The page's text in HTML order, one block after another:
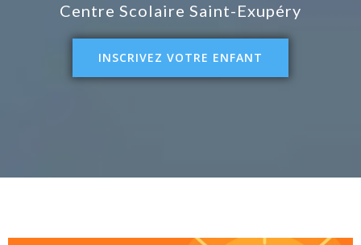
Centre Scolaire Saint-Exupéry
INSCRIVEZ VOTRE ENFANT